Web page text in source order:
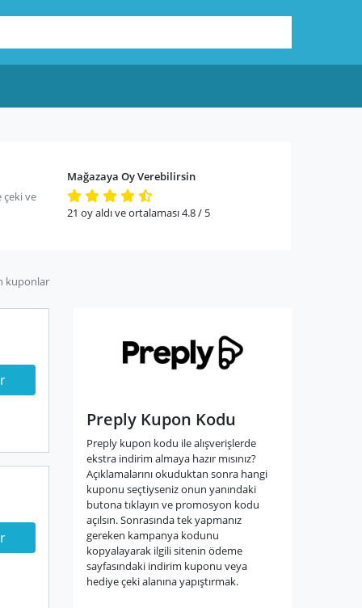
Mağazaya Oy Verebilirsin
21 oy aldı ve ortalaması4.8/ 5
ve
kuponlar
Preply Kupon Kodu
Preply kupon kodu ile alışverişlerde
ekstra indirim almaya hazır mısınız?
Açıklamalarını okuduktan sonra hangi
kuponu seçtiyseniz onun yanındaki
butona tıklayın ve promosyon kodu
açılsın. Sonrasında tek yapmanız
gereken kampanya kodunu
kopyalayarak ilgili sitenin ödeme
sayfasındaki indirim kuponu veya
hediye çeki alanına yapıştırmak.